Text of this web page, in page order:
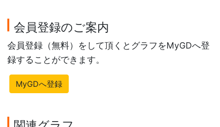
会員登録のご案内
会員登録（無料）をして頂くとグラフをMyGDへ登
録することができます。
MyGDへ登録